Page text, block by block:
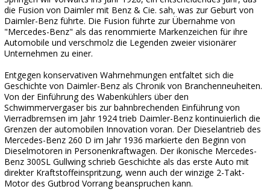
die Fusion von Daimler mit Benz & Cie. sah, was zur Geburt von
Daimler-Benz führte. Die Fusion führte zur Übernahme von
"Mercedes-Benz" als das renommierte Markenzeichen für ihre
Automobile und verschmolz die Legenden zweier visionärer
Unternehmen zu einer.
Entgegen konservativen Wahrnehmungen entfaltet sich die
Geschichte von Daimler-Benz als Chronik von Branchenneuheiten.
Von der Einführung des Wabenkühlers über den
Schwimmervergaser bis zur bahnbrechenden Einführung von
Vierradbremsen im Jahr 1924 trieb Daimler-Benz kontinuierlich die
Grenzen der automobilen Innovation voran. Der Dieselantrieb des
Mercedes-Benz 260 D im Jahr 1936 markierte den Beginn von
Dieselmotoren in Personenkraftwagen. Der ikonische Mercedes-
Benz 300SL Gullwing schrieb Geschichte als das erste Auto mit
direkter Kraftstoffeinspritzung, wenn auch der winzige 2-Takt-
Motor des Gutbrod Vorrang beanspruchen kann.